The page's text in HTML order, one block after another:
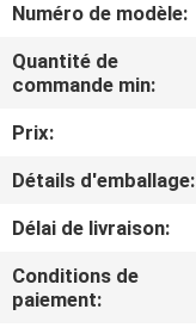
NOUS
D'USINE
CONTRÔLE
DE
QUALITÉ
Numéro de modèle:
Quantité de
commande min:
Prix:
Détails d'emballage:
Délai de livraison:
Conditions de
paiement: